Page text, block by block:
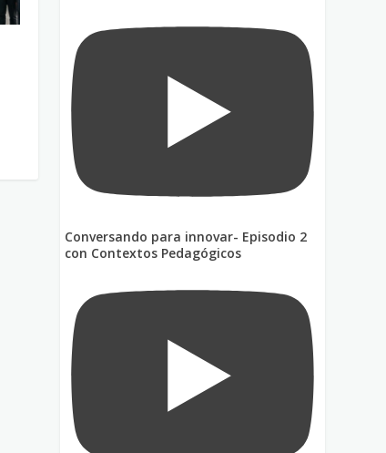
Conversando para innovar- Episodio 2
con Contextos Pedagógicos